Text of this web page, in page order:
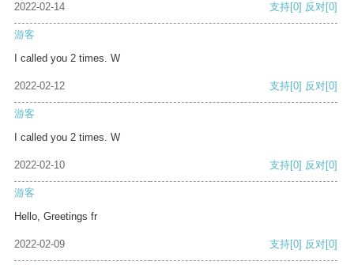
2022-02-14 支持[0] 反对[0]
游客
I called you 2 times. W
2022-02-12 支持[0] 反对[0]
游客
I called you 2 times. W
2022-02-10 支持[0] 反对[0]
游客
Hello, Greetings fr
2022-02-09 支持[0] 反对[0]